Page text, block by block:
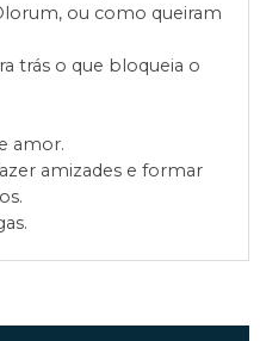
ou como queiram
trás o que bloqueia o
amor.
amizades e formar